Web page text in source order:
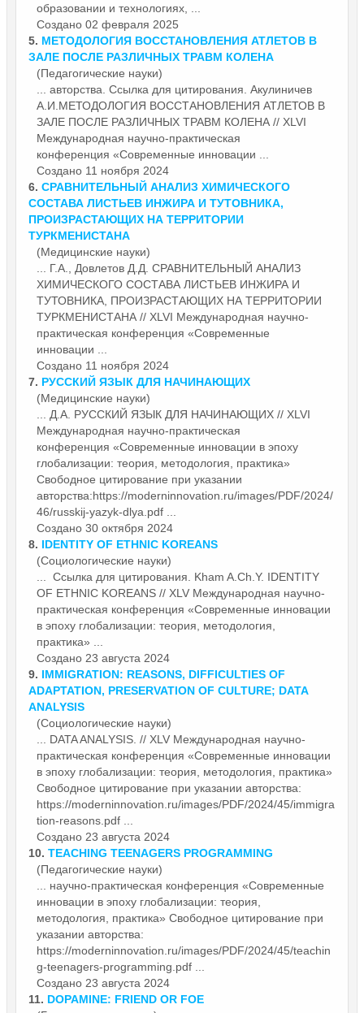
образовании и технологиях, ...
Создано 02 февраля 2025
5. МЕТОДОЛОГИЯ ВОССТАНОВЛЕНИЯ АТЛЕТОВ В
ЗАЛЕ ПОСЛЕ РАЗЛИЧНЫХ ТРАВМ КОЛЕНА
(Педагогические науки)
... авторства. Ссылка для цитирования. Акулиничев
А.И.МЕТОДОЛОГИЯ ВОССТАНОВЛЕНИЯ АТЛЕТОВ В
ЗАЛЕ ПОСЛЕ РАЗЛИЧНЫХ ТРАВМ КОЛЕНА // XLVI
Международная научно-практическая
конференция «Современные инновации ...
Создано 11 ноября 2024
6. СРАВНИТЕЛЬНЫЙ АНАЛИЗ ХИМИЧЕСКОГО
СОСТАВА ЛИСТЬЕВ ИНЖИРА И ТУТОВНИКА,
ПРОИЗРАСТАЮЩИХ НА ТЕРРИТОРИИ
ТУРКМЕНИСТАНА
(Медицинские науки)
... Г.А., Довлетов Д.Д. СРАВНИТЕЛЬНЫЙ АНАЛИЗ
ХИМИЧЕСКОГО СОСТАВА ЛИСТЬЕВ ИНЖИРА И
ТУТОВНИКА, ПРОИЗРАСТАЮЩИХ НА ТЕРРИТОРИИ
ТУРКМЕНИСТАНА // XLVI Международная научно-
практическая конференция «Современные
инновации ...
Создано 11 ноября 2024
7. РУССКИЙ ЯЗЫК ДЛЯ НАЧИНАЮЩИХ
(Медицинские науки)
... Д.А. РУССКИЙ ЯЗЫК ДЛЯ НАЧИНАЮЩИХ // XLVI
Международная научно-практическая
конференция «Современные инновации в эпоху
глобализации: теория, методология, практика»
Свободное цитирование при указании
авторства:https://moderninnovation.ru/images/PDF/2024/
46/russkij-yazyk-dlya.pdf ...
Создано 30 октября 2024
8. IDENTITY OF ETHNIC KOREANS
(Социологические науки)
... Ссылка для цитирования. Kham A.Ch.Y. IDENTITY
OF ETHNIC KOREANS // XLV Международная научно-
практическая конференция «Современные инновации
в эпоху глобализации: теория, методология,
практика» ...
Создано 23 августа 2024
9. IMMIGRATION: REASONS, DIFFICULTIES OF
ADAPTATION, PRESERVATION OF CULTURE; DATA
ANALYSIS
(Социологические науки)
... DATA ANALYSIS. // XLV Международная научно-
практическая конференция «Современные инновации
в эпоху глобализации: теория, методология, практика»
Свободное цитирование при указании авторства:
https://moderninnovation.ru/images/PDF/2024/45/immigra
tion-reasons.pdf ...
Создано 23 августа 2024
10. TEACHING TEENAGERS PROGRAMMING
(Педагогические науки)
... научно-практическая конференция «Современные
инновации в эпоху глобализации: теория,
методология, практика» Свободное цитирование при
указании авторства:
https://moderninnovation.ru/images/PDF/2024/45/teachin
g-teenagers-programming.pdf ...
Создано 23 августа 2024
11. DOPAMINE: FRIEND OR FOE